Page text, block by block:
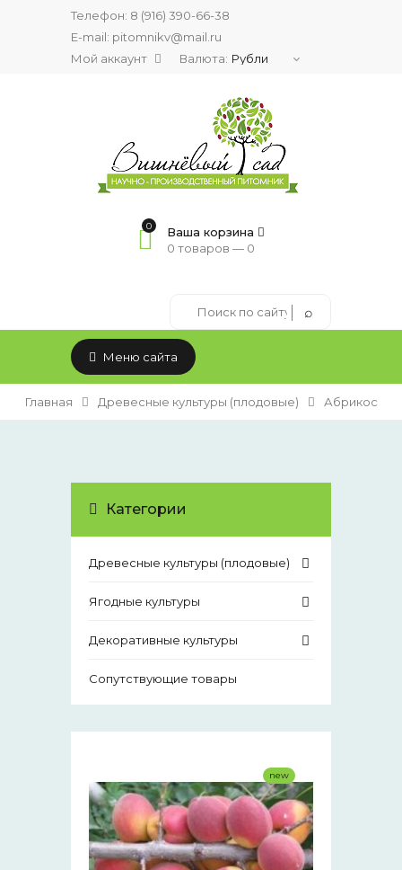
Телефон: 8 (916) 390-66-38
E-mail: pitomnikv@mail.ru
Мой аккаунт
Валюта:
0
Ваша корзина
0 товаров — 0
Меню сайта
Главная Древесные культуры (плодовые) Абрикос
Категории
Древесные культуры (плодовые)
Ягодные культуры
Декоративные культуры
Сопутствующие товары
new